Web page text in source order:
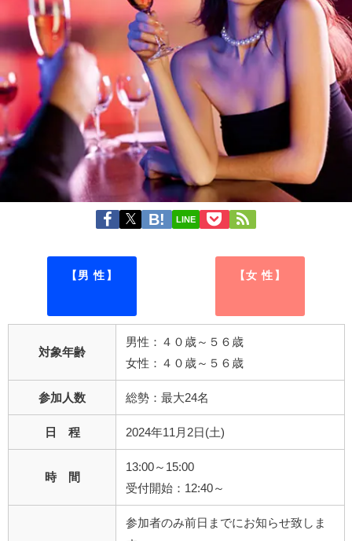
LINE
【男 性】 【女 性】
対象年齢
男性：４０歳～５６歳
女性：４０歳～５６歳
参加人数 総勢：最大24名
日 程 2024年11月2日(土)
時 間
13:00～15:00
受付開始：12:40～
参加者のみ前日までにお知らせ致しま